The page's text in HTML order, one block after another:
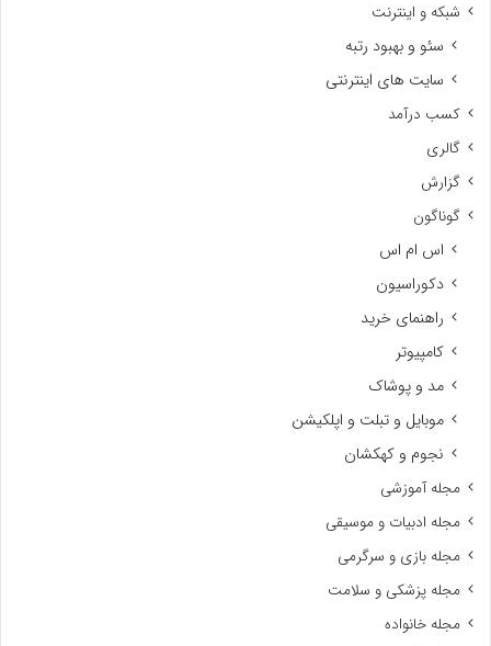
شبکه و اینترنت
سئو و بهبود رتبه
سایت های اینترنتی
کسب درآمد
گالری
گزارش
گوناگون
اس ام اس
دکوراسیون
راهنمای خرید
کامپیوتر
مد و پوشاک
موبایل و تبلت و اپلکیشن
نجوم و کهکشان
مجله آموزشی
مجله ادبیات و موسیقی
مجله بازی و سرگرمی
مجله پزشکی و سلامت
مجله خانواده